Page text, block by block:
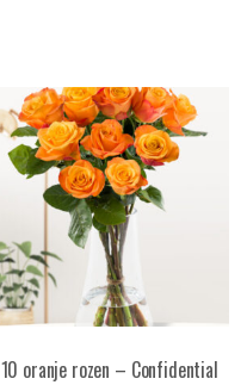
10 oranje rozen – Confidential